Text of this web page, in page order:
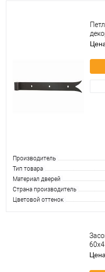
Производитель
Тип товара
Материал дверей
Страна производитель
Цветовой оттенок
Цена